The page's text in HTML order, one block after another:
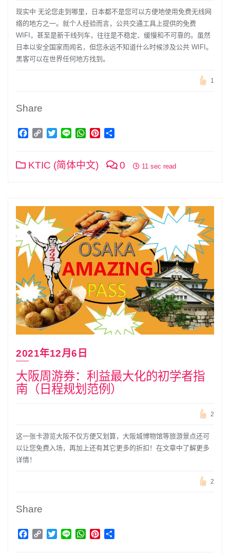
现实中 无论您走到哪里，日本都不是您可以方便地使用免费无线网
络的地方之一。就个人经验而言，公共交通工具上提供的免费
WIFI，甚至是新干线列车，往往是不稳定、缓慢和不可靠的。虽然
日本以安全国家而闻名，但您永远不知道什么时候涉及公共 WIFI。
黑客可以在世界任何地方找到。
1
Share
Facebook
Copy TwitterLine WhatsApp
Pinterest
KTIC (简体中文) 0 11 sec read
2021年12月6日
大阪周游券：利益最大化的初学者指
南（日程规划范例）
2
这一张卡游览大阪不仅方便又划算，大阪城博物馆等旅游景点还可
以让您免费入场，再加上还有其它更多的折扣！在文章中了解更多
详情！
2
Share
Facebook
Copy TwitterLine WhatsApp
Pinterest